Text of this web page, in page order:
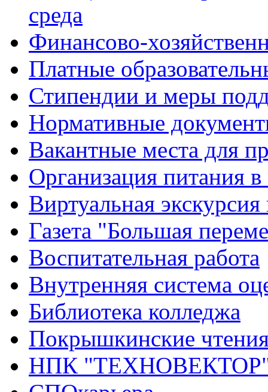
среда
Финансово-
Платные
Стипендии и меры
Нормативные
Вакантные места для
Организация питания в
Виртуальная
Газета "Большая
Воспитательная работа
Внутренняя система
Библиотека колледжа
Покрышкинские
НПК